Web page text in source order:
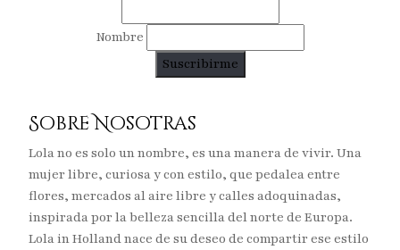
Nombre
Sobre Nosotras
Lola no es solo un nombre, es una manera de vivir. Una
mujer libre, curiosa y con estilo, que pedalea entre
flores, mercados al aire libre y calles adoquinadas,
inspirada por la belleza sencilla del norte de Europa.
Lola in Holland nace de su deseo de compartir ese estilo